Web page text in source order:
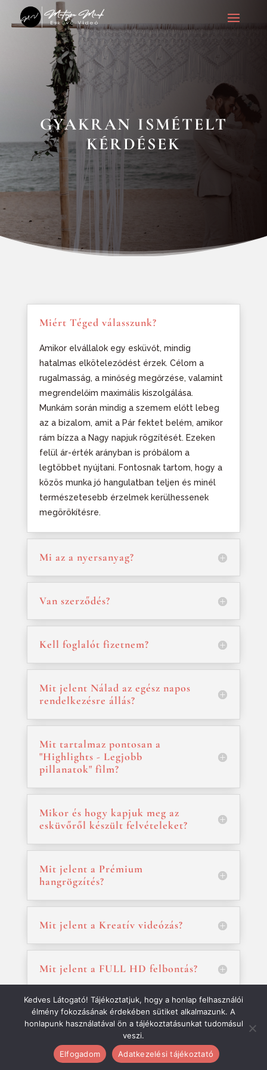
GYAKRAN ISMÉTELT
KÉRDÉSEK
Miért Téged válasszunk?
Amikor elvállalok egy esküvőt, mindig
hatalmas elköteleződést érzek. Célom a
rugalmasság, a minőség megőrzése, valamint
megrendelőim maximális kiszolgálása.
Munkám során mindig a szemem előtt lebeg
az a bizalom, amit a Pár fektet belém, amikor
rám bízza a Nagy napjuk rögzítését. Ezeken
felül ár-érték arányban is próbálom a
legtöbbet nyújtani. Fontosnak tartom, hogy a
közös munka jó hangulatban teljen és minél
természetesebb érzelmek kerülhessenek
megörökítésre.
Mi az a nyersanyag?
Van szerződés?
Kell foglalót fizetnem?
Mit jelent Nálad az egész napos
rendelkezésre állás?
Mit tartalmaz pontosan a
"Highlights - Legjobb
pillanatok" film?
Mikor és hogy kapjuk meg az
esküvőről készült felvételeket?
Mit jelent a Prémium
hangrögzítés?
Mit jelent a Kreatív videózás?
Mit jelent a FULL HD felbontás?
KAPCSOLAT
Kedves Látogató! Tájékoztatjuk, hogy a honlap felhasználói
élmény fokozásának érdekében sütiket alkalmazunk. A
honlapunk használatával ön a tájékoztatásunkat tudomásul
veszi.
Elfogadom
Adatkezelési tájékoztató